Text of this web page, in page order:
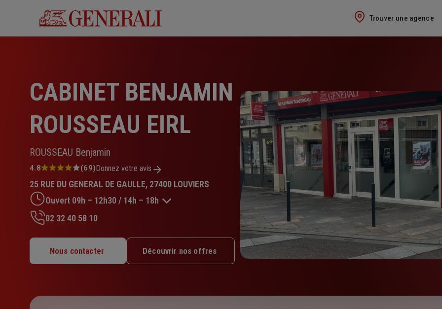
Trouver une agence
CABINET BENJAMIN
ROUSSEAU EIRL
ROUSSEAU Benjamin
Note
4.8
sur
5
étoiles
4.8 (69)Donnez votre avis
25 RUE DU GENERAL DE GAULLE, 27400 LOUVIERS
Ouvert 09h – 12h30 / 14h – 18h
Mardi : 09h – 12h30 / 14h – 18h
Mercredi : 09h – 12h30 / 14h – 18h
Jeudi : 09h – 12h30 / 14h – 18h
02 32 40 58 10
Nous contacter Découvrir nos offres